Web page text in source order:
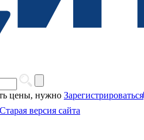
цены, нужно Зарегистрироваться
Старая версия сайта